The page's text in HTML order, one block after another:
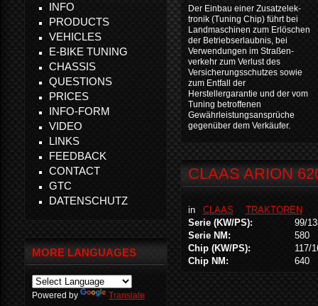
Der Einbau einer Zusatzelek-
tronik (Tuning Chip) führt bei
Landmaschinen zum Erlöschen
der Betriebserlaubnis, bei
Verwendungen im Straßen-
verkehr zum Verlust des
Versicherungsschutzes sowie
zum Entfall der
Herstellergarantie und der vom
Tuning betroffenen
Gewährleistungsansprüche
gegenüber dem Verkäufer.
CLAAS ARION
in CLAAS
TRAKTOREN
Serie (KW/PS):
99/
Serie NM:
580
Chip (KW/PS):
117/
Chip NM:
640
INFO
PRODUCTS
VEHICLES
E-BIKE TUNING
CHASSIS
QUESTIONS
PRICES
INFO-FORM
VIDEO
LINKS
FEEDBACK
CONTACT
GTC
DATENSCHUTZ
MORE LANGUAGES
Powered by Translate